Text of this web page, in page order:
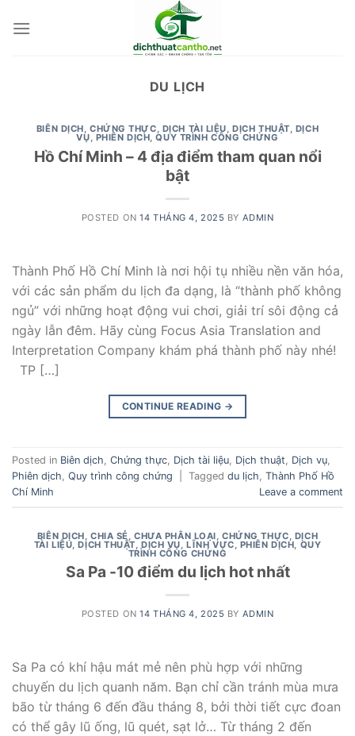
DU LỊCH
BIÊN DỊCH,CHỨNG THỰC, DỊCH TÀI LIỆU,DỊCH THUẬT, DỊCH
VỤ, PHIÊN DỊCH,QUY TRÌNH CÔNG CHỨNG
Hồ Chí Minh – 4 địa điểm tham quan nổi
bật
POSTED ON14 THÁNG 4, 2025 BY ADMIN
Thành Phố Hồ Chí Minh là nơi hội tụ nhiều nền văn hóa,
với các sản phẩm du lịch đa dạng, là “thành phố không
ngủ” với những hoạt động vui chơi, giải trí sôi động cả
ngày lẫn đêm. Hãy cùng Focus Asia Translation and
Interpretation Company khám phá thành phố này nhé!
TP […]
CONTINUE READING →
Posted in Biên dịch Chứng thực Dịch tài liệu Dịch thuật Dịch vụ
Phiên dịch Quy trình công chứng Tagged du lịch Thành Phố Hồ
Chí Minh
Leave a comment
BIÊN DỊCH ,CHIA SẺ ,CHƯA PHÂN LOẠI ,CHỨNG THỰC DỊCH
TÀI LIỆU ,DỊCH THUẬT ,DỊCH VỤ ,LĨNH VỰC PHIÊN DỊCH QUY
TRÌNH CÔNG CHỨNG
Sa Pa -10 điểm du lịch hot nhất
POSTED ON14 THÁNG 4, 2025 BY ADMIN
Sa Pa có khí hậu mát mẻ nên phù hợp với những
chuyến du lịch quanh năm. Bạn chỉ cần tránh mùa mưa
bão từ tháng 6 đến đầu tháng 8, bởi thời tiết cực đoan
có thể gây lũ ống, lũ quét, sạt lở… Từ tháng 2 đến